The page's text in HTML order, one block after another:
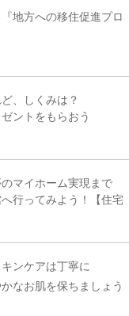
地方への移住促進プロ
、しくみは？
ントをもらおう
マイホーム実現まで
行ってみよう！【住宅
ンケアは丁寧に
なお肌を保ちましょう